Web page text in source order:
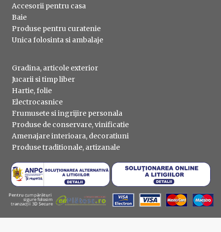
Accesorii pentru casa
Baie
Produse pentru curatenie
Unica folosinta si ambalaje
Gradina, articole exterior
Jucarii si timp liber
Hartie, folie
Electrocasnice
Frumusete si ingrijire personala
Produse de conservare, vinificatie
Amenajare interioara, decoratiuni
Produse traditionale, artizanale